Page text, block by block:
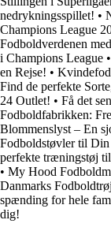
nedrykningsspillet! •
Champions League
Fodboldverdenen
i Champions League •
en Rejse! •
Find de perfekte
24 Outlet! • Få det
Fodboldfabrikken:
Blommenslyst – En
Fodboldstøvler til
perfekte træningstøj
• My Hood
Danmarks
spænding for hele
dig!